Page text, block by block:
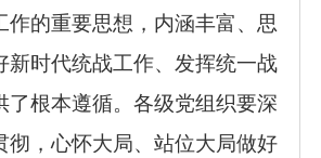
作的重要思想，内涵丰富、思
新时代统战工作、发挥统一战
了根本遵循。各级党组织要深
彻，心怀大局、站位大局做好